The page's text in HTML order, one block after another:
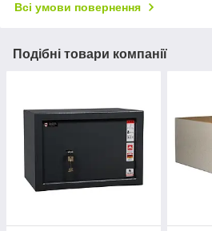
Всі умови повернення
Подібні товари компанії